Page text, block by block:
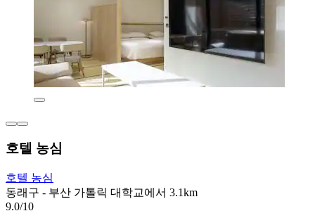
호텔 농심
호텔 농심
동래구 - 부산 가톨릭 대학교에서 3.1km
9.0/10